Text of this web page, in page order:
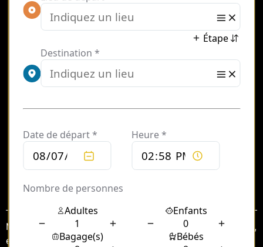
Sommaire
Monaco, cette principauté scintillante sur la Côte d’Azur,
est bien connue pour son glamour et son opulence. En